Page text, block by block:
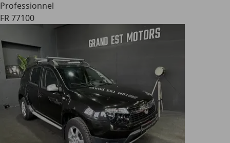
Professionnel
FR 77100